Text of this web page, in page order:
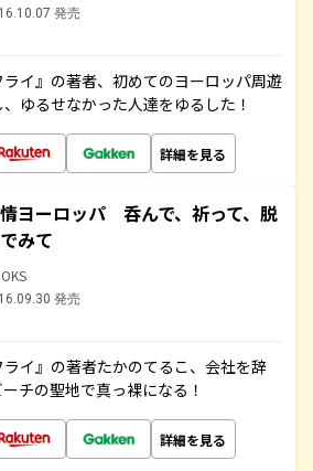
発売
ライ』の著者、初めてのヨーロッパ周遊
ゆるせなかった人達をゆるした！
詳細を見る
ヨーロッパ 呑んで、祈って、脱
みて
発売
ライ』の著者たかのてるこ、会社を辞
チの聖地で真っ裸になる！
詳細を見る